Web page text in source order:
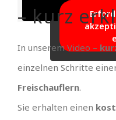
– kurz
In unserem Video –
einzelnen Schritte
Freischauflern.
Sie erhalten einen